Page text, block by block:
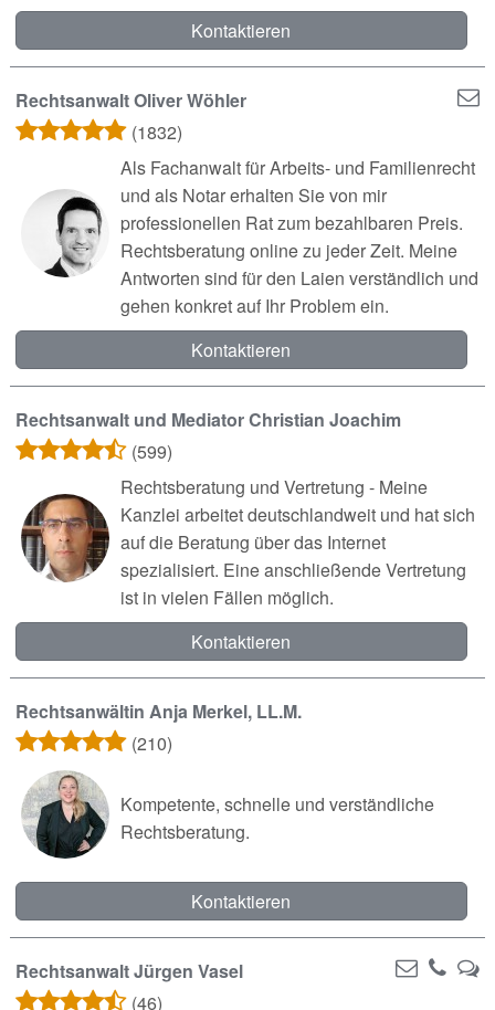
Kontaktieren
Rechtsanwalt Oliver Wöhler
(1832)
Als Fachanwalt für Arbeits- und Familienrecht
und als Notar erhalten Sie von mir
professionellen Rat zum bezahlbaren Preis.
Rechtsberatung online zu jeder Zeit. Meine
Antworten sind für den Laien verständlich und
gehen konkret auf Ihr Problem ein.
Kontaktieren
Rechtsanwalt und Mediator Christian Joachim
(599)
Rechtsberatung und Vertretung - Meine
Kanzlei arbeitet deutschlandweit und hat sich
auf die Beratung über das Internet
spezialisiert. Eine anschließende Vertretung
ist in vielen Fällen möglich.
Kontaktieren
Rechtsanwältin Anja Merkel, LL.M.
(210)
Kompetente, schnelle und verständliche
Rechtsberatung.
Kontaktieren
Rechtsanwalt Jürgen Vasel
(46)